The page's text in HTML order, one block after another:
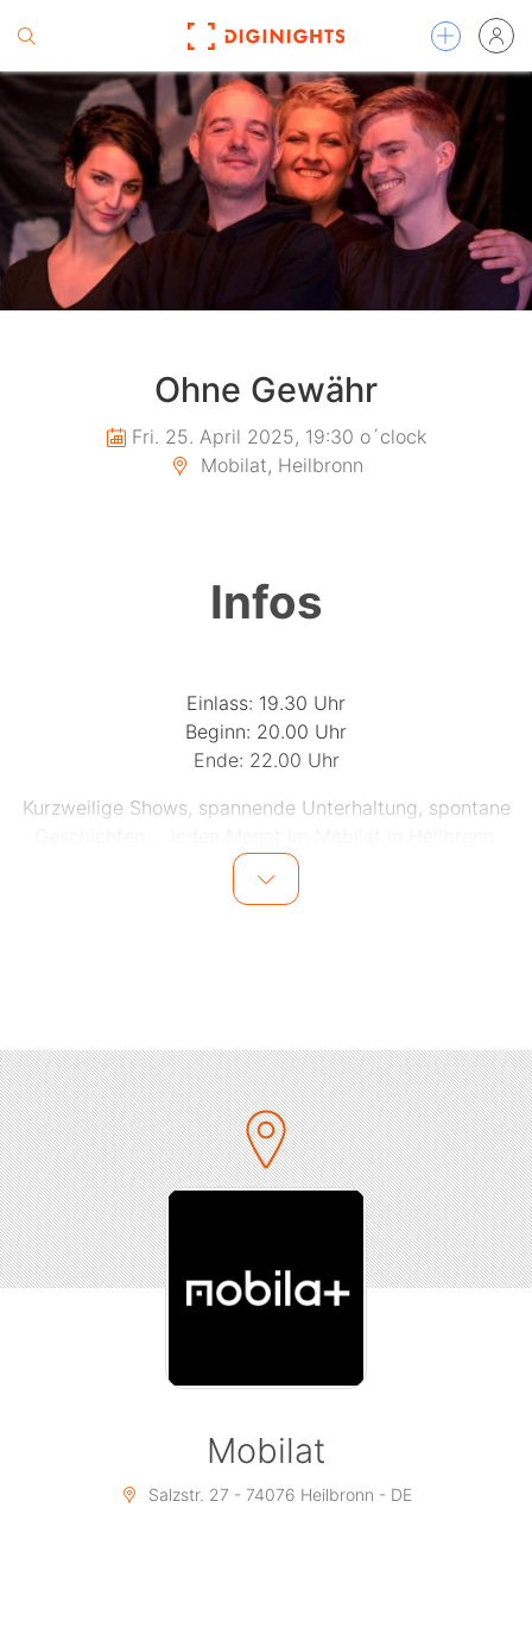
Ohne Gewähr
Fri. 25. April 2025, 19:30 o´clock
Mobilat, Heilbronn
Infos
Einlass: 19.30 Uhr
Beginn: 20.00 Uhr
Ende: 22.00 Uhr
Kurzweilige Shows, spannende Unterhaltung, spontane
5, 4, 3, 2, 1,… LOS!!! Mit einem Sprung sind die
Schauspieler des Improvisationstheaters „Ohne
doppelten Boden.
Improvisationstheater ist somit das spannendste
Theater der Welt, denn die Spieler wissen bei jedem
Auftritt nicht, was sie auf der Bühne alles erwartet. Sie
setzen sofort und blitzschnell die irrwitzigsten
Vorgaben des Publikums mit Schauspielkunst und
Phantasie in spontane Spielszenen, kurzweilige
Geschichten oder fetzige Musikstücke um.
Dabei kann es zu den skurrilsten und komischsten
- Schon mal ein Rendez-Vous in der Steinzeit gesehen?
- Oder soll in Heilbronn eine spontane Oper ihre
Uraufführung erfahren?
Mobilat
Salzstr. 27 - 74076 Heilbronn - DE